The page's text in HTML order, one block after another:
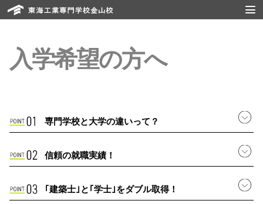
入学希望の方へ
専門学校と大学の違いって？
信頼の就職実績！
｢建築士｣と｢学士｣をダブル取得！